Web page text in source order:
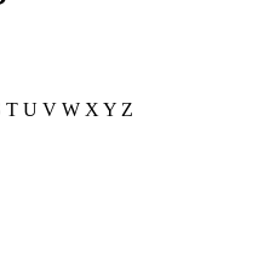
T U V W X Y Z